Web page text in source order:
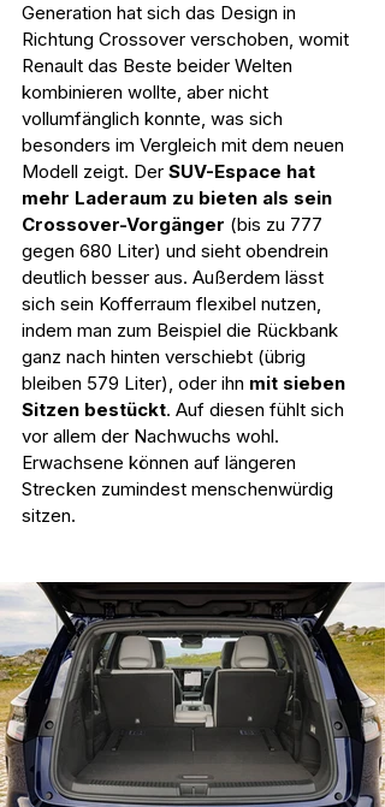
Generation hat sich das Design in
Richtung Crossover verschoben, womit
Renault das Beste beider Welten
kombinieren wollte, aber nicht
vollumfänglich konnte, was sich
besonders im Vergleich mit dem neuen
Modell zeigt. Der SUV-Espace hat
mehr Laderaum zu bieten als sein
Crossover-Vorgänger (bis zu 777
gegen 680 Liter) und sieht obendrein
deutlich besser aus. Außerdem lässt
sich sein Kofferraum flexibel nutzen,
indem man zum Beispiel die Rückbank
ganz nach hinten verschiebt (übrig
bleiben 579 Liter), oder ihn mit sieben
Sitzen bestückt. Auf diesen fühlt sich
vor allem der Nachwuchs wohl.
Erwachsene können auf längeren
Strecken zumindest menschenwürdig
sitzen.